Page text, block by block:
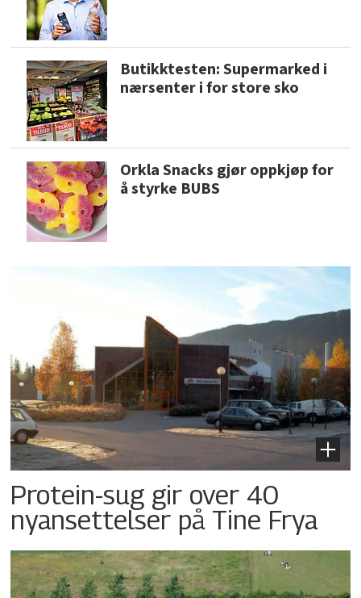
Butikktesten: Supermarked i
nærsenter i for store sko
Orkla Snacks gjør oppkjøp for
å styrke BUBS
Protein-sug gir over 40
nyansettelser på Tine Frya